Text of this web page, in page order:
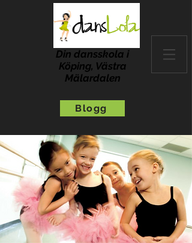
Din dansskola i
Köping, Västra
Mälardalen
Blogg